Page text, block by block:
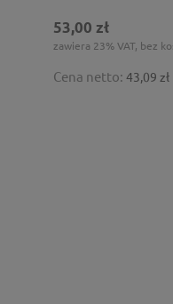
53,00 zł
zawiera 23% VAT, bez
Cena netto: 43,09 zł